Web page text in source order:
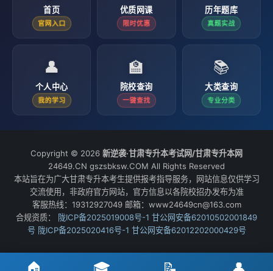
首页
官网入口
优质网课
限时优惠
历年题库
真题实战
👤
个人中心
我的学习
🏫
院校查询
一键查找
📚
大类查询
专业分类
Copyright © 2026 新逆袭·甘肃专升本考试网/甘肃专升本网
24649.CN gszsbksw.COM All Rights Reserved
本站旨在为广大甘肃专升本考生提供报考指导服务，网站信息仅供学习
交流使用，非政府官方网站，官方信息以各院校招办发布为准
客服热线：19312927049 邮箱：www24649cn@163.com
合规资质：
陇ICP备2025019008号-1 甘公网安备62010502001849
号 陇ICP备2025020416号-1 甘公网安备62012202000429号